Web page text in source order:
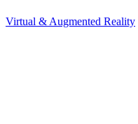
Virtual & Augmented Reality